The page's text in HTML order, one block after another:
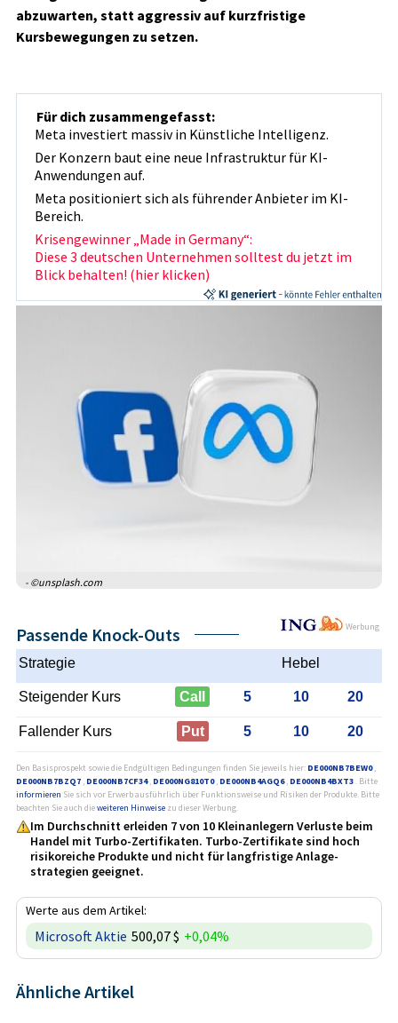
abzuwarten, statt aggressiv auf kurzfristige
Kursbewegungen zu setzen.
Für dich zusammengefasst:
Meta investiert massiv in Künstliche Intelligenz.
Der Konzern baut eine neue Infrastruktur für KI-
Anwendungen auf.
Meta positioniert sich als führender Anbieter im KI-
Bereich.
Krisengewinner „Made in Germany“:
Diese 3 deutschen Unternehmen solltest du jetzt im
Blick behalten! (hier klicken)
- ©unsplash.com
Werbung
Passende Knock-Outs
Strategie Hebel
Steigender Kurs Call 5 10 20
Fallender Kurs Put 5 10 20
Den Basisprospekt sowie die Endgültigen Bedingungen finden Sie jeweils hier: DE000NB7BEW0,
DE000NB7BZQ7 , DE000NB7CF34, DE000NG810T0, DE000NB4AGQ6, DE000NB4BXT3 . Bitte
informieren Sie sich vor Erwerb ausführlich über Funktionsweise und Risiken der Produkte. Bitte
beachten Sie auch dieweiteren Hinweise zu dieser Werbung.
Im Durchschnitt erleiden 7 von 10 Kleinanlegern Verluste beim
Handel mit Turbo-Zertifikaten. Turbo-Zertifikate sind hoch
risikoreiche Produkte und nicht für langfristige Anlage­
strategien geeignet.
Werte aus dem Artikel:
Microsoft Aktie 500,07 $ +0,04%
Ähnliche Artikel